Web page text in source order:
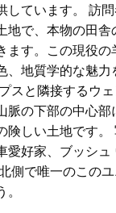
しています。 訪
地で、本物の田舎
ます。この現役の
、地質学的な魅力
スと隣接するウ
脈の下部の中心部
険しい土地です。
愛好家、ブッシュ
側で唯一のこの
。